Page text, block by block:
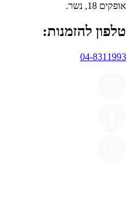
אופקים 18, נשר.
טלפון להזמנות:
04-8311993